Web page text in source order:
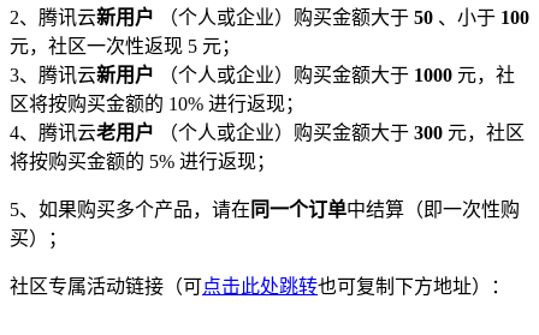
2、腾讯云新用户 （个人或企业）购买金额大于 50 、小于 100
元，社区一次性返现 5 元；
3、腾讯云新用户 （个人或企业）购买金额大于 1000 元，社
区将按购买金额的 10% 进行返现；
4、腾讯云老用户 （个人或企业）购买金额大于 300 元，社区
将按购买金额的 5% 进行返现；
5、如果购买多个产品，请在 同一个订单中结算（即一次性购
买）；
社区专属活动链接（可点击此处跳转也可复制下方地址）：